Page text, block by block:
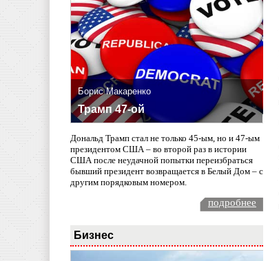
Борис Макаренко
Трамп 47-ой
Дональд Трамп стал не только 45-ым, но и 47-ым
президентом США – во второй раз в истории
США после неудачной попытки переизбраться
бывший президент возвращается в Белый Дом – с
другим порядковым номером.
подробнее
Бизнес